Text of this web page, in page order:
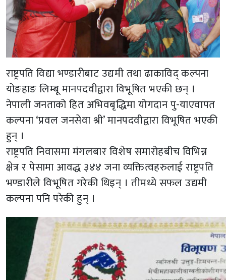
राष्ट्रपति विद्या भण्डारीबाट उद्यमी तथा ढाकाविद् कल्पना
योङहाङ लिम्बू मानपदवीद्वारा विभूषित भएकी छन् ।
नेपाली जनताको हित अभिवबृद्धिमा योगदान पु-याएवापत
कल्पना ‘प्रवल जनसेवा श्री’ मानपदवीद्वारा विभूषित भएकी
हुन् ।
राष्ट्रपति निवासमा मंगलबार विशेष समारोहबीच विभिन्न
क्षेत्र र पेसामा आवद्ध ३४४ जना व्यक्तित्वहरुलाई राष्ट्रपति
भण्डारीले विभूषित गरेकी थिइन् । तीमध्ये सफल उद्यमी
कल्पना पनि परेकी हुन् ।